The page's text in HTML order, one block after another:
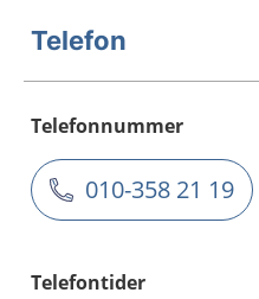
Telefon
Telefonnummer
010-358 21 19
Telefontider